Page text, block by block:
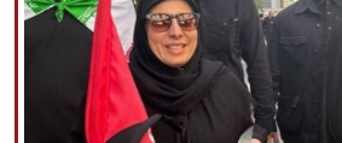
взгляд
Мультимедиа
|فارسی|English العربیه|
|
עברית|русский 中文|